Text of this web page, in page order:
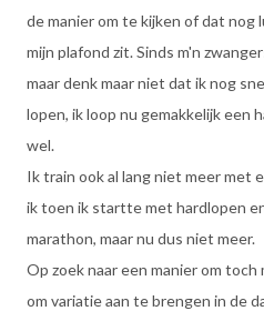
de manier om te kijken of dat nog
mijn plafond zit. Sinds m'n
maar denk maar niet dat ik nog
lopen, ik loop nu gemakkelijk een
wel.
Ik train ook al lang niet meer met
ik toen ik startte met hardlopen
marathon, maar nu dus niet meer.
Op zoek naar een manier om
om variatie aan te brengen in de